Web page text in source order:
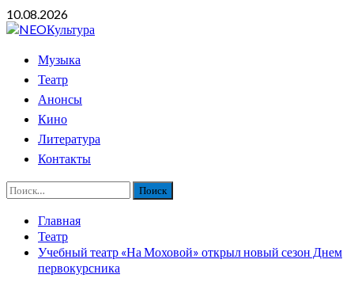
Перейти
к
10.08.2026
ОсновноеМузыка
Театр
Анонсы
Кино
Литература
Контакты
Найти:
Главная
Театр
Учебный театр «На Моховой» открыл новый сезон Днем
первокурсника